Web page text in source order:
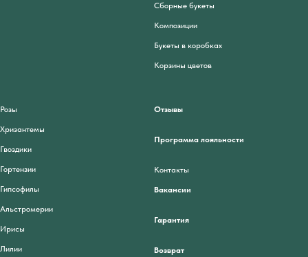
Сборные букеты
Композиции
Букеты в коробках
Корзины цветов
Розы
Хризантемы
Гвоздики
Гортензии
Гипсофилы
Альстромерии
Ирисы
Лилии
Отзывы
Программа лояльности
Контакты
Вакансии
Гарантия
Возврат